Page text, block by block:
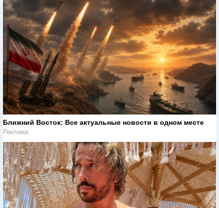
Ближний Восток: Все актуальные новости в одном месте
Реклама